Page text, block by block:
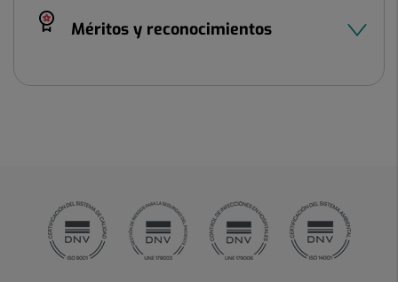
Méritos y reconocimientos